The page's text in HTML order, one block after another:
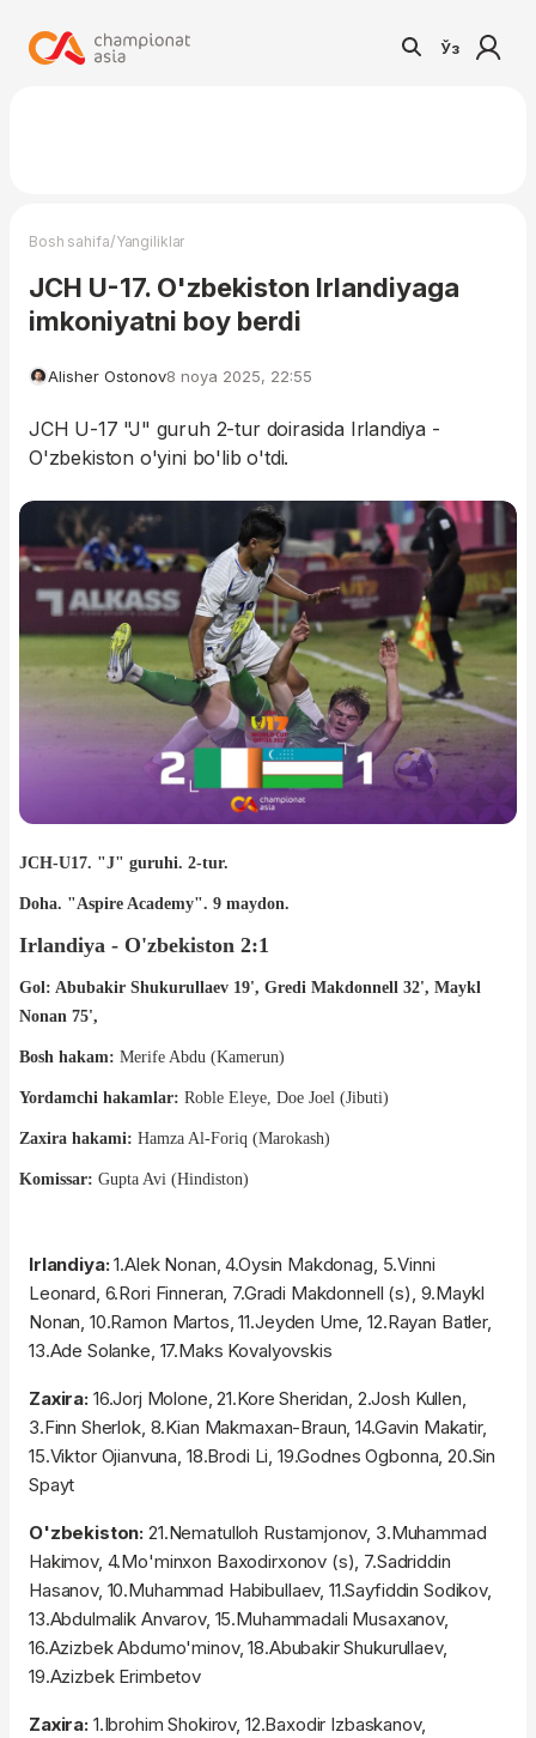
Ўз
Bosh sahifa/Yangiliklar
JCH U-17. O'zbekiston Irlandiyaga
imkoniyatni boy berdi
Alisher Ostonov8 noya 2025, 22:55
JCH U-17 "J" guruh 2-tur doirasida Irlandiya -
O'zbekiston o'yini bo'lib o'tdi.
JCH-U17. "J" guruhi. 2-tur.
Doha. "Aspire Academy". 9 maydon.
Irlandiya - O'zbekiston 2:1
Gol: Abubakir Shukurullaev 19', Gredi Makdonnell 32', Maykl
Nonan 75',
Bosh hakam: Merife Abdu (Kamerun)
Yordamchi hakamlar: Roble Eleye, Doe Joel (Jibuti)
Zaxira hakami: Hamza Al-Foriq (Marokash)
Komissar: Gupta Avi (Hindiston)
Irlandiya:1.Alek Nonan, 4.Oysin Makdonag, 5.Vinni
Leonard, 6.Rori Finneran, 7.Gradi Makdonnell (s), 9.Maykl
Nonan, 10.Ramon Martos, 11.Jeyden Ume, 12.Rayan Batler,
13.Ade Solanke, 17.Maks Kovalyovskis
Zaxira: 16.Jorj Molone, 21.Kore Sheridan, 2.Josh Kullen,
3.Finn Sherlok, 8.Kian Makmaxan-Braun, 14.Gavin Makatir,
15.Viktor Ojianvuna, 18.Brodi Li, 19.Godnes Ogbonna, 20.Sin
Spayt
O'zbekiston:21.Nematulloh Rustamjonov, 3.Muhammad
Hakimov, 4.Mo'minxon Baxodirxonov (s), 7.Sadriddin
Hasanov, 10.Muhammad Habibullaev, 11.Sayfiddin Sodikov,
13.Abdulmalik Anvarov, 15.Muhammadali Musaxanov,
16.Azizbek Abdumo'minov, 18.Abubakir Shukurullaev,
19.Azizbek Erimbetov
Zaxira:1.Ibrohim Shokirov, 12.Baxodir Izbaskanov,